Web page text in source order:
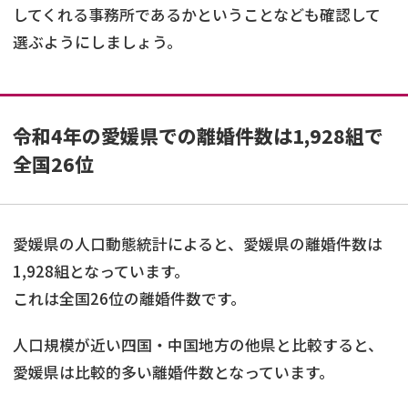
してくれる事務所であるかということなども確認して
選ぶようにしましょう。
令和4年の愛媛県での離婚件数は1,928組で
全国26位
愛媛県の人口動態統計によると、愛媛県の離婚件数は
1,928組となっています。
これは全国26位の離婚件数です。
人口規模が近い四国・中国地方の他県と比較すると、
愛媛県は比較的多い離婚件数となっています。